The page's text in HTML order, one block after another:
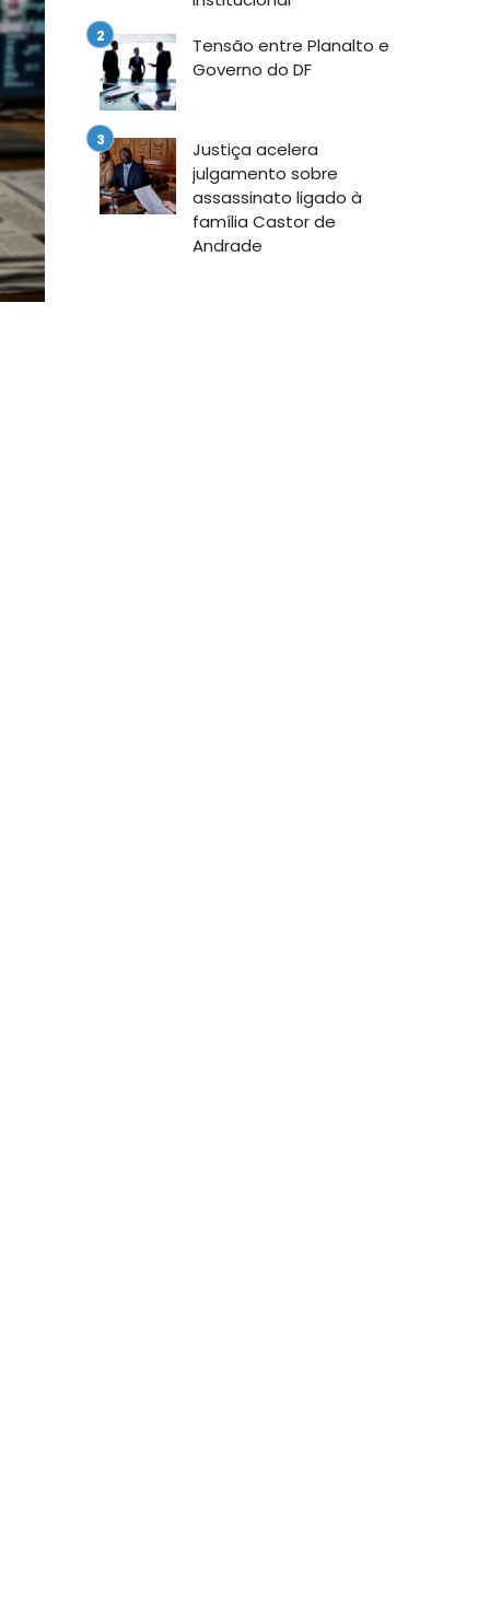
Tensão entre Planalto e
Governo do DF
Justiça acelera
julgamento sobre
assassinato ligado à
família Castor de
Andrade